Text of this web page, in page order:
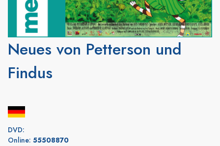
Neues von Petterson und
Findus
DVD:
Online: 55508870